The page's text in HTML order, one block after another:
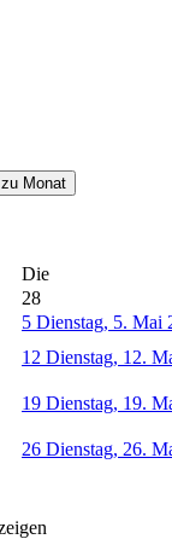
Monat
Die
28
5 Dienstag, 5. Mai
12 Dienstag, 12.
19 Dienstag, 19.
26 Dienstag, 26.